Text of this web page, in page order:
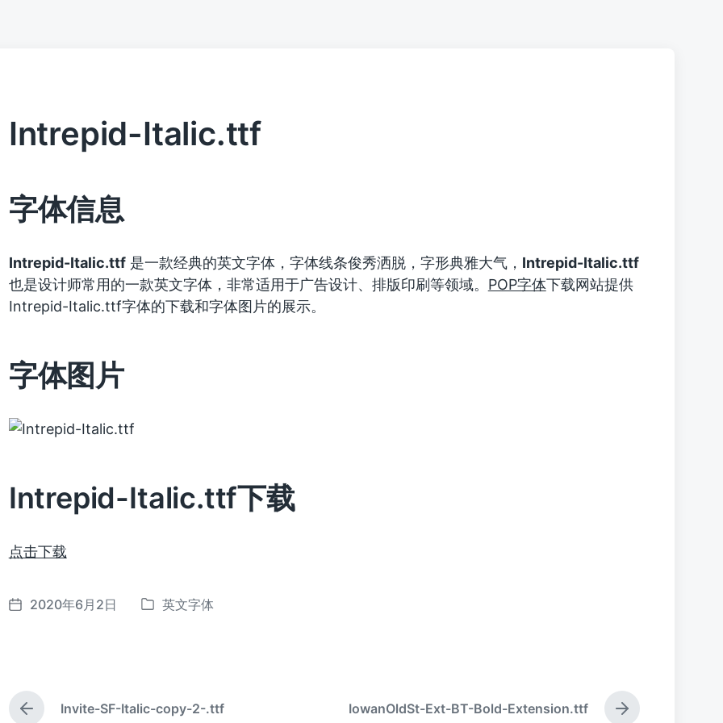
Intrepid-Italic.ttf
字体信息
Intrepid-Italic.ttf是一款经典的英文字体，字体线条俊秀洒脱，字形典雅大气， Intrepid-Italic.ttf
也是设计师常用的一款英文字体，非常适用于广告设计、排版印刷等领域。 POP字体下载网站提供
Intrepid-Italic.ttf字体的下载和字体图片的展示。
字体图片
Intrepid-Italic.ttf下载
点击下载
发
2020年6月2日
发
英文字体
上
Invite-SF-Italic-copy-2-.ttf
下
IowanOldSt-Ext-BT-Bold-Extension.ttf